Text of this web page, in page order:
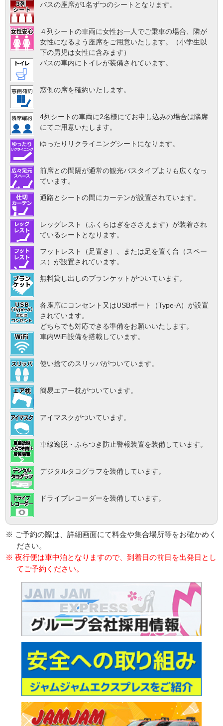
バスの座席が1名ずつのシートとなります。
４列シートの車両に女性お一人でご乗車の場合、隣が
女性になるよう座席をご用意いたします。（小学生以
下の男児は女性に含みます）
バスの車内にトイレが装備されています。
窓側の席を確約いたします。
4列シートの車両に2名様にてお申し込みの場合は隣席
にてご用意いたします。
ゆったりリクライニングシートになります。
前席との間隔が通常の観光バスタイプよりも広くなっ
ています。
通路とシートの間にカーテンが設置されています。
レッグレスト（ふくらはぎをささえます）が装着され
ているシートとなります。
フットレスト（足置き）、または足を置く台（スペー
ス）が設置されています。
無料貸し出しのブランケットがついています。
各座席にコンセント又はUSBポート（Type-A）が設置
されています。
どちらでも対応できる準備をお願いいたします。
車内WiFi設備を搭載しています。
使い捨てのスリッパがついています。
簡易エアー枕がついています。
アイマスクがついています。
車線逸脱・ふらつき防止警報装置を装備しています。
デジタルタコグラフを装備しています。
ドライブレコーダーを装備しています。
※ ご予約の際は、詳細画面にて料金や集合場所等をお確かめく
ださい。
※ 夜行便は車中泊となりますので、到着日の前日を出発日とし
てご予約ください。